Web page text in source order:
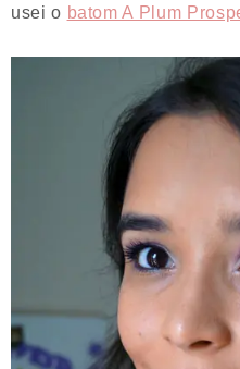
usei o batom A Plum